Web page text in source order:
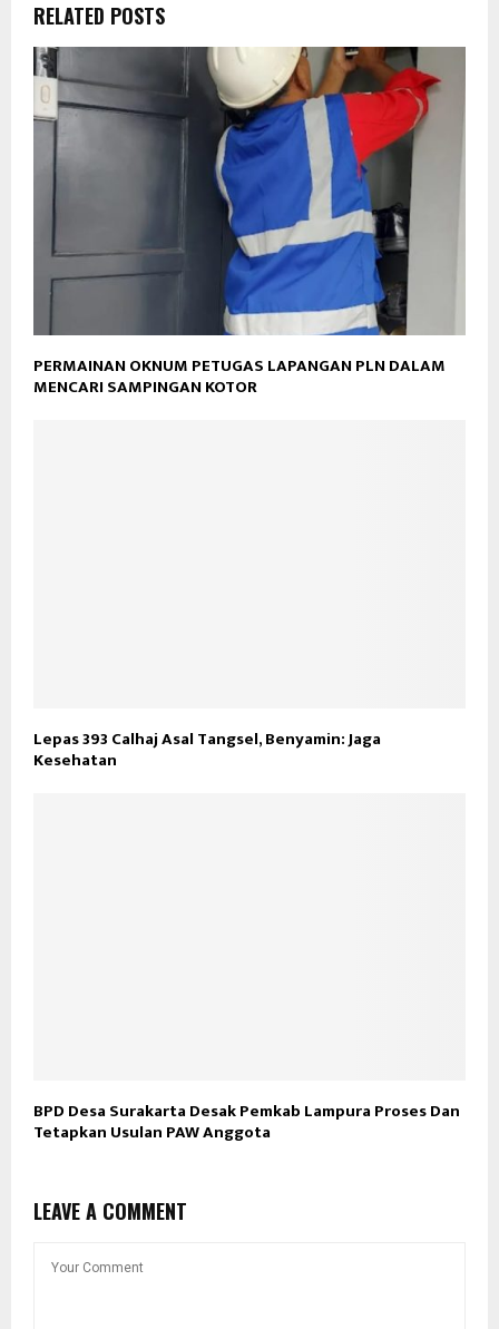
RELATED POSTS
PERMAINAN OKNUM PETUGAS LAPANGAN PLN DALAM
MENCARI SAMPINGAN KOTOR
Lepas 393 Calhaj Asal Tangsel, Benyamin: Jaga
Kesehatan
BPD Desa Surakarta Desak Pemkab Lampura Proses Dan
Tetapkan Usulan PAW Anggota
LEAVE A COMMENT